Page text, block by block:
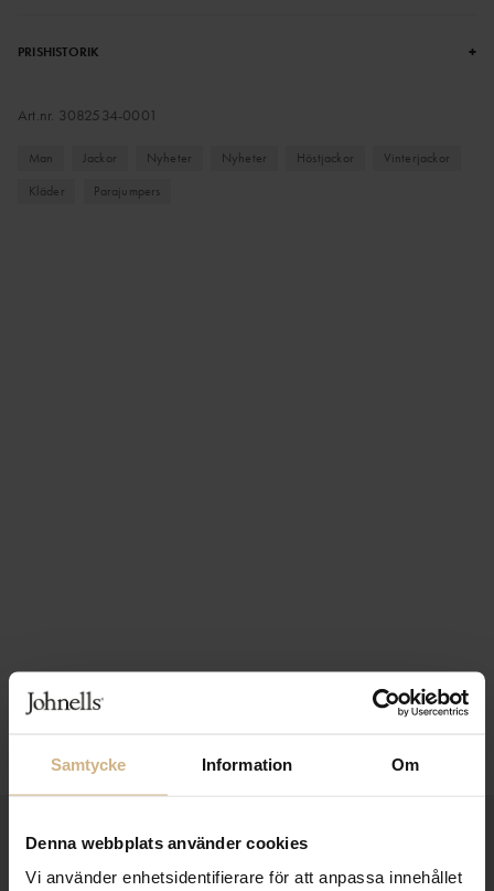
Samtycke Information Om
Denna webbplats använder cookies
Vi använder enhetsidentifierare för att anpassa innehållet
PRISHISTORIK +
Art.nr. 3082534-0001
Man Jackor Nyheter Nyheter Höstjackor
Vinterjackor
Kläder
Parajumpers
1-3 VARDAGARS LEVERANS
FRI FRAKT FRÅN 999 KR